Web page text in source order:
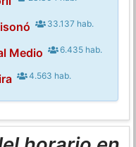
33.137 hab.
Medio 6.435 hab.
4.563 hab.